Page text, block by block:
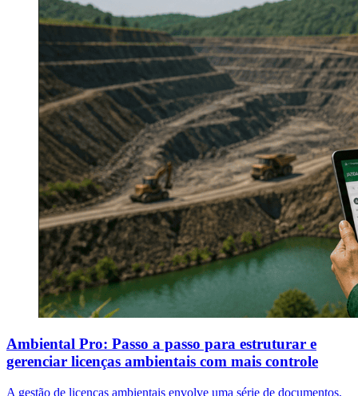
Ambiental Pro: Passo a passo para estruturar e
gerenciar licenças ambientais com mais controle
A gestão de licenças ambientais envolve uma série de documentos,